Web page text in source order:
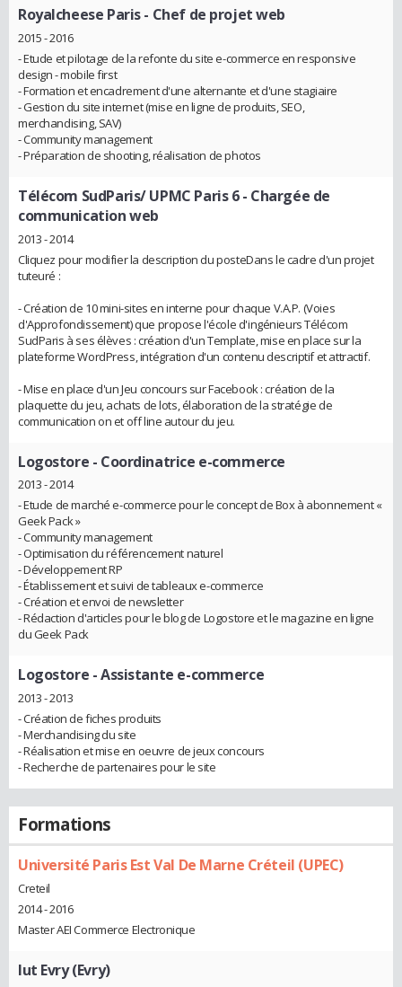
Royalcheese Paris- Chef de projet web
2015 - 2016
- Etude et pilotage de la refonte du site e-commerce en responsive
design - mobile first
- Formation et encadrement d'une alternante et d'une stagiaire
- Gestion du site internet (mise en ligne de produits, SEO,
merchandising, SAV)
- Community management
- Préparation de shooting, réalisation de photos
Télécom SudParis/ UPMC Paris 6- Chargée de
communication web
2013 - 2014
Cliquez pour modifier la description du posteDans le cadre d'un projet
tuteuré :
- Création de 10 mini-sites en interne pour chaque V.A.P. (Voies
d'Approfondissement) que propose l'école d'ingénieurs Télécom
SudParis à ses élèves : création d'un Template, mise en place sur la
plateforme WordPress, intégration d'un contenu descriptif et attractif.
- Mise en place d'un Jeu concours sur Facebook : création de la
plaquette du jeu, achats de lots, élaboration de la stratégie de
communication on et off line autour du jeu.
Logostore - Coordinatrice e-commerce
2013 - 2014
- Etude de marché e-commerce pour le concept de Box à abonnement «
Geek Pack »
- Community management
- Optimisation du référencement naturel
- Développement RP
- Établissement et suivi de tableaux e-commerce
- Création et envoi de newsletter
- Rédaction d'articles pour le blog de Logostore et le magazine en ligne
du Geek Pack
Logostore - Assistante e-commerce
2013 - 2013
- Création de fiches produits
- Merchandising du site
- Réalisation et mise en oeuvre de jeux concours
- Recherche de partenaires pour le site
Formations
Université Paris Est Val De Marne Créteil (UPEC)
Creteil
2014 - 2016
Master AEI Commerce Electronique
Iut Evry (Evry)